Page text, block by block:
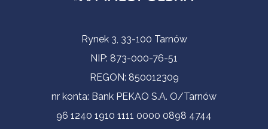
Informacje kontaktoweRynek 3, 33-100 Tarnów
NIP: 873-000-76-51
REGON: 850012309
nr konta: Bank PEKAO S.A. O/Tarnów
96 1240 1910 1111 0000 0898 4744